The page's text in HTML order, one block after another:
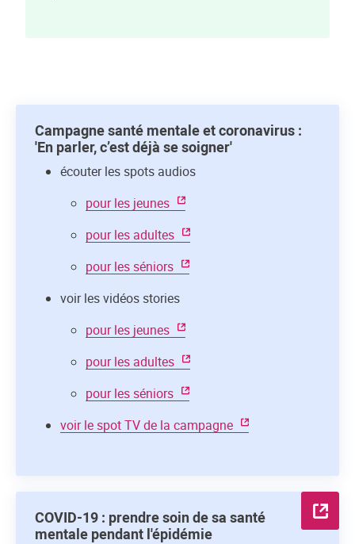
Campagne santé mentale et coronavirus :
'En parler, c’est déjà se soigner'
écouter les spots audios
pour les jeunes
pour les adultes
pour les séniors
voir les vidéos stories
pour les jeunes
pour les adultes
pour les séniors
voir le spot TV de la campagne
COVID-19 : prendre soin de sa santé
mentale pendant l'épidémie